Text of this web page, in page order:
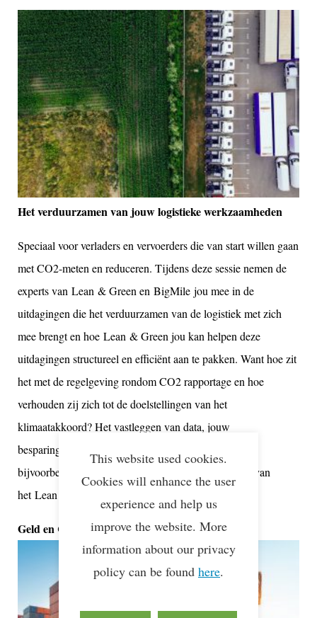
Het verduurzamen van jouw logistieke werkzaamheden
Speciaal voor verladers en vervoerders die van start willen gaan
met CO2-meten en reduceren. Tijdens deze sessie nemen de
experts van Lean & Green en BigMile jou mee in de
uitdagingen die het verduurzamen van de logistiek met zich
mee brengt en hoe Lean & Green jou kan helpen deze
uitdagingen structureel en efficiënt aan te pakken. Want hoe zit
het met de regelgeving rondom CO2 rapportage en hoe
verhouden zij zich tot de doelstellingen van het
klimaatakkoord? Het vastleggen van data, jouw
besparingspotentieel en praktische uitdagingen van
bijvoorbeeld stadslogistiek: het is allemaal onderdeel van
het Lean & Green programma.
Geld en CO2 besparen in de praktijk
This website used cookies.
Cookies will enhance the user
experience and help us
improve the website. More
information about our privacy
policy can be found here.